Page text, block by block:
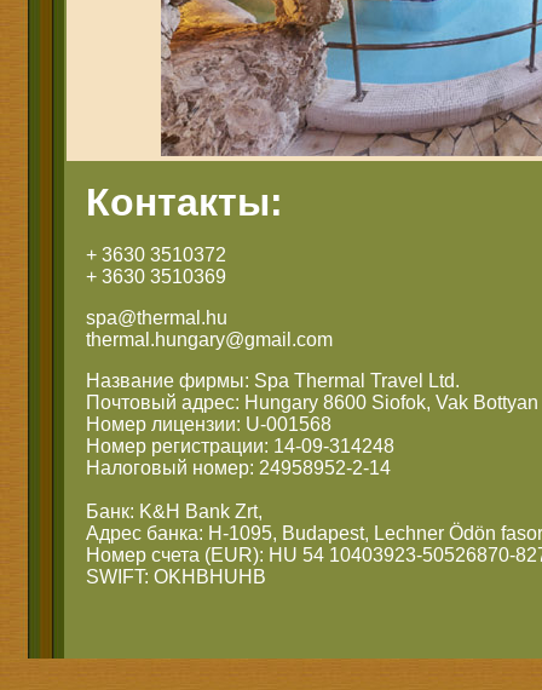
Контакты:
+ 3630 3510372
+ 3630 3510369
spa@thermal.hu
thermal.hungary@gmail.com
Название фирмы: Spa Thermal Travel Ltd.
Почтовый адрес: Hungary 8600 Siofok, Vak Bottyan
Номер лицензии: U-001568
Номер регистрации: 14-09-314248
Налоговый номер: 24958952-2-14
Банк: K&H Bank Zrt,
Адрес банка: H-1095, Budapest, Lechner Ödön
Номер счета (EUR): HU 54 10403923-50526870-
SWIFT: OKHBHUHB